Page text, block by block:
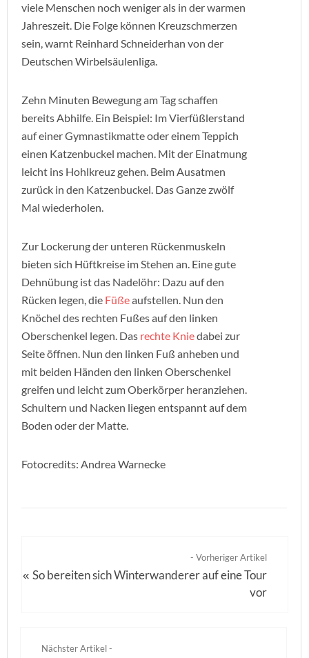
viele Menschen noch weniger als in der warmen
Jahreszeit. Die Folge können Kreuzschmerzen
sein, warnt Reinhard Schneiderhan von der
Deutschen Wirbelsäulenliga.
Zehn Minuten Bewegung am Tag schaffen
bereits Abhilfe. Ein Beispiel: Im Vierfüßlerstand
auf einer Gymnastikmatte oder einem Teppich
einen Katzenbuckel machen. Mit der Einatmung
leicht ins Hohlkreuz gehen. Beim Ausatmen
zurück in den Katzenbuckel. Das Ganze zwölf
Mal wiederholen.
Zur Lockerung der unteren Rückenmuskeln
bieten sich Hüftkreise im Stehen an. Eine gute
Dehnübung ist das Nadelöhr: Dazu auf den
Rücken legen, die Füßeaufstellen. Nun den
Knöchel des rechten Fußes auf den linken
Oberschenkel legen. Das rechte Kniedabei zur
Seite öffnen. Nun den linken Fuß anheben und
mit beiden Händen den linken Oberschenkel
greifen und leicht zum Oberkörper heranziehen.
Schultern und Nacken liegen entspannt auf dem
Boden oder der Matte.
Fotocredits: Andrea Warnecke
- Vorheriger Artikel
«So bereiten sich Winterwanderer auf eine Tour
vor
Nächster Artikel -